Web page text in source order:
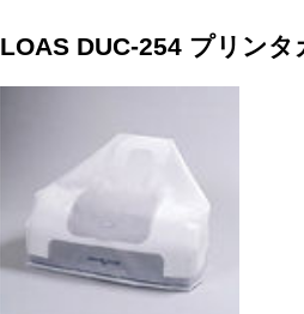
LOAS DUC-254 プリンタ